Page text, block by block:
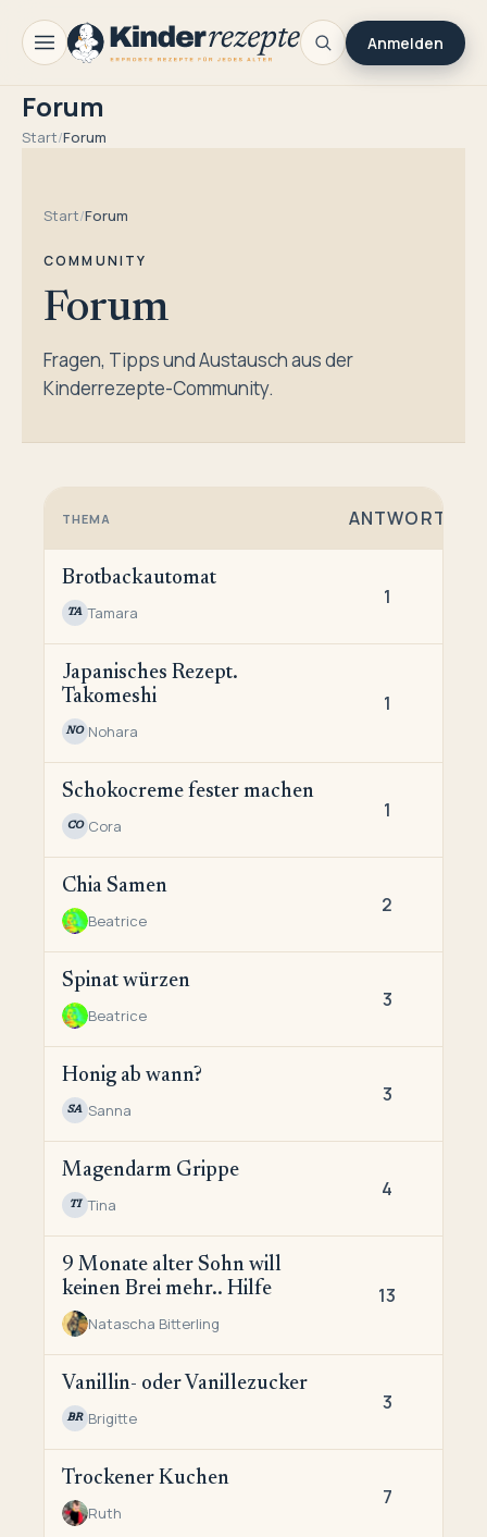
Anmelden
Forum
Start/Forum
Start/Forum
COMMUNITY
Forum
Fragen, Tipps und Austausch aus der
Kinderrezepte-Community.
THEMA ANTWORTEN
Brotbackautomat
TA Tamara
1
Japanisches Rezept.
Takomeshi
NO Nohara
1
Schokocreme fester machen
CO Cora
1
Chia Samen
Beatrice
2
Spinat würzen
Beatrice
3
Honig ab wann?
SA Sanna
3
Magendarm Grippe
TI Tina
4
9 Monate alter Sohn will
keinen Brei mehr.. Hilfe
Natascha Bitterling
13
Vanillin- oder Vanillezucker
BR Brigitte
3
Trockener Kuchen
Ruth
7